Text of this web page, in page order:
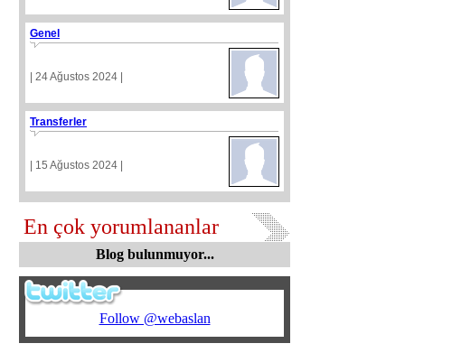
Genel
| 24 Ağustos 2024 |
Transferler
| 15 Ağustos 2024 |
En çok yorumlananlar
Blog bulunmuyor...
Follow @webaslan